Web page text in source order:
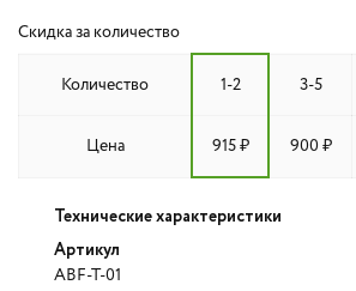
Скидка за количество
Количество 1-2 3-5
Цена 915 ₽ 900 ₽
Технические характеристики
Артикул
ABF-T-01